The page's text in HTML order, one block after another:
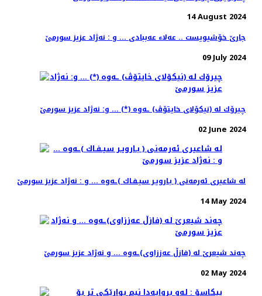
14 August 2024
جارێ خۆشیویست .. عەلا‌ء عەببادی ... و : نه‌ژاد عزیز سورمێ
09 July 2024
چیرۆك له‌ (نیكۆلای خایتۆڤ) ـه‌وه‌ (*) ... و: نه‌ژاد عزیز سورمێ
02 June 2024
له‌ شاعیری ئه‌رمه‌نی ( بـارویـر سیـفـاك )ـه‌وه‌ ... و : نه‌ژاد عزیز سورمێ
14 May 2024
چه‌ند شیعرێ له‌ (فازڵ عه‌ززاوی)ـه‌وه‌ ... و نه‌ژاد عزیز سورمێ
02 May 2024